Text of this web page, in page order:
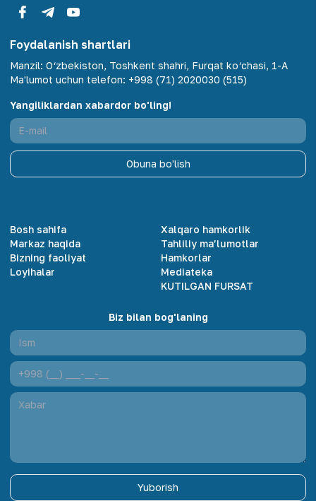
Foydalanish shartlari
Manzil: O‘zbekiston, Toshkent shahri, Furqat ko‘chasi, 1-A
Ma'lumot uchun telefon: +998 (71) 2020030 (515)
Yangiliklardan xabardor bo'ling!
Obuna bo'lish
Bosh sahifa
Markaz haqida
Bizning faoliyat
Loyihalar
Xalqaro hamkorlik
Tahliliy ma’lumotlar
Hamkorlar
Mediateka
KUTILGAN FURSAT
Biz bilan bog'laning
Yuborish